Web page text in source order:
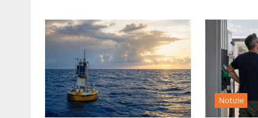
Notizie